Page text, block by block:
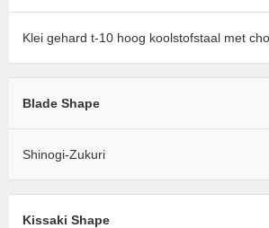
Klei gehard t-10 hoog koolstofstaal met
Blade Shape
Shinogi-Zukuri
Kissaki Shape